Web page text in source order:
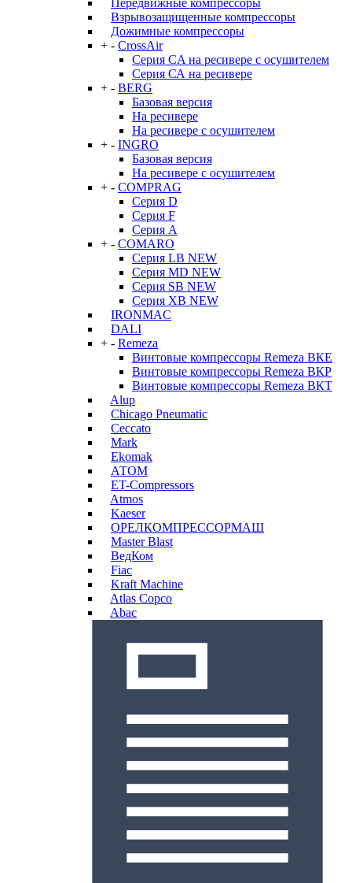
Передвижные компрессоры
Взрывозащищенные компрессоры
Дожимные компрессоры
+ - CrossAir
Серия CA на ресивере с осушителем
Серия СА на ресивере
+ - BERG
Базовая версия
На ресивере
На ресивере с осушителем
+ - INGRO
Базовая версия
На ресивере с осушителем
+ - COMPRAG
Серия D
Серия F
Серия А
+ - COMARO
Серия LB NEW
Серия MD NEW
Серия SB NEW
Серия XB NEW
IRONMAC
DALI
+ - Remeza
Винтовые компрессоры Remeza ВКЕ
Винтовые компрессоры Remeza ВКР
Винтовые компрессоры Remeza ВКТ
Alup
Chicago Pneumatic
Ceccato
Mark
Ekomak
АТОМ
ET-Compressors
Atmos
Kaeser
ОРЕЛКОМПРЕССОРМАШ
Master Blast
ВедКом
Fiac
Kraft Machine
Atlas Copco
Abac